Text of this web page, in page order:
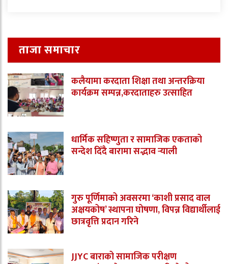
ताजा समाचार
कलैयामा करदाता शिक्षा तथा अन्तरक्रिया
कार्यक्रम सम्पन्न,करदाताहरु उत्साहित
धार्मिक सहिष्णुता र सामाजिक एकताको
सन्देश दिँदै बारामा सद्भाव र्‍याली
गुरु पूर्णिमाको अवसरमा ‘काशी प्रसाद वाल
अक्षयकोष’ स्थापना घोषणा, विपन्न विद्यार्थीलाई
छात्रवृत्ति प्रदान गरिने
JJYC बाराको सामाजिक परीक्षण